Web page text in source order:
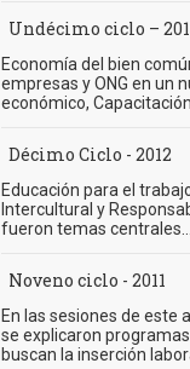
Undécimo ciclo –
Economía del bien
empresas y ONG en un
económico, Capacitación
Décimo Ciclo - 2012
Educación para el
Intercultural y
fueron temas centrales...
Noveno ciclo - 2011
En las sesiones de este
se explicaron
buscan la inserción